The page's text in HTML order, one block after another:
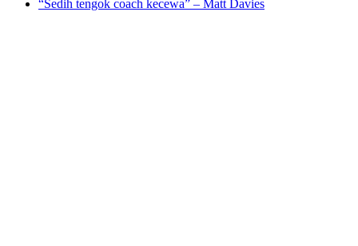
“Sedih tengok coach kecewa” – Matt Davies